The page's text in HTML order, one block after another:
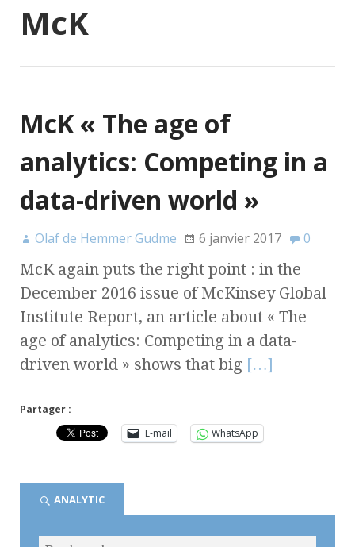
McK
McK « The age of
analytics: Competing in a
data-driven world »
Olaf de Hemmer Gudme 6 janvier 2017 0
McK again puts the right point : in the
December 2016 issue of McKinsey Global
Institute Report, an article about « The
age of analytics: Competing in a data-
driven world » shows that big […]
Partager :
E-mail
WhatsApp
ANALYTIC